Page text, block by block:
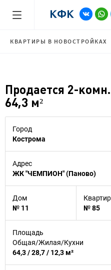
КВАРТИРЫ В НОВОСТРОЙКАХ
Продается 2-
64,3 м²
Город
Кострома
Адрес
ЖК "ЧЕМПИОН" (Паново)
Дом
№ 11
№ 85
Площадь
Общая/Жилая/Кухни
64,3 / 28,7 / 12,3 м²